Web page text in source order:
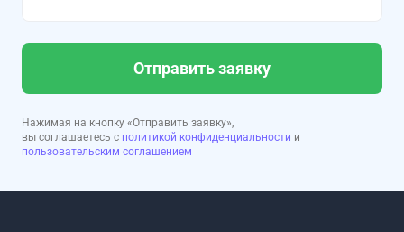
Отправить заявку
Нажимая на кнопку «Отправить заявку»,
вы соглашаетесь с политикой конфиденциальности и
пользовательским соглашением